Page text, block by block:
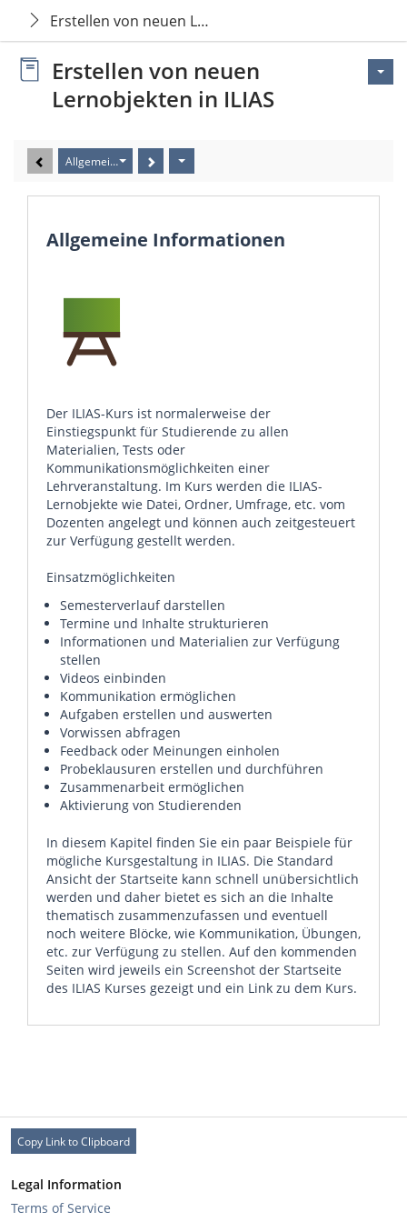
Erstellen von neuen Lernobjekten in ILIAS
Erstellen von neuen
Lernobjekten in ILIAS
Allgemeine Informationen
Allgemeine Informationen
Der ILIAS-Kurs ist normalerweise der
Einstiegspunkt für Studierende zu allen
Materialien, Tests oder
Kommunikationsmöglichkeiten einer
Lehrveranstaltung. Im Kurs werden die ILIAS-
Lernobjekte wie Datei, Ordner, Umfrage, etc. vom
Dozenten angelegt und können auch zeitgesteuert
zur Verfügung gestellt werden.
Einsatzmöglichkeiten
Semesterverlauf darstellen
Termine und Inhalte strukturieren
Informationen und Materialien zur Verfügung
stellen
Videos einbinden
Kommunikation ermöglichen
Aufgaben erstellen und auswerten
Vorwissen abfragen
Feedback oder Meinungen einholen
Probeklausuren erstellen und durchführen
Zusammenarbeit ermöglichen
Aktivierung von Studierenden
In diesem Kapitel finden Sie ein paar Beispiele für
mögliche Kursgestaltung in ILIAS. Die Standard
Ansicht der Startseite kann schnell unübersichtlich
werden und daher bietet es sich an die Inhalte
thematisch zusammenzufassen und eventuell
noch weitere Blöcke, wie Kommunikation, Übungen,
etc. zur Verfügung zu stellen. Auf den kommenden
Seiten wird jeweils ein Screenshot der Startseite
des ILIAS Kurses gezeigt und ein Link zu dem Kurs.
Copy Link to Clipboard
Legal Information
Terms of Service